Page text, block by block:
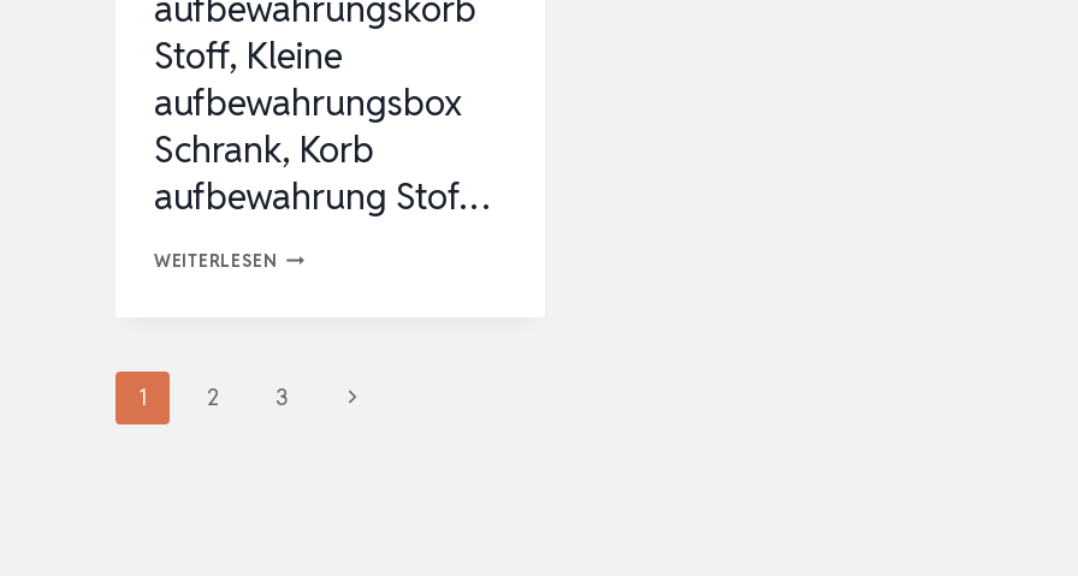
Stoff, Kleine
aufbewahrungsbox
Schrank, Korb
aufbewahrung Stof…
WEITERLESEN MANGATA
STOFF,
Seitennavigation
1 2 3
Nächste